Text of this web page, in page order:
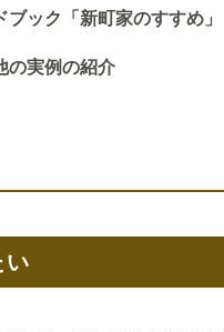
ブック「新町家のすすめ」
の実例の紹介
い